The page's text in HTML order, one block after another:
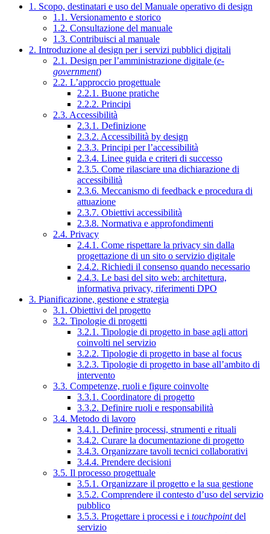
1. Scopo, destinatari e uso del Manuale operativo di design
1.1. Versionamento e storico
1.2. Consultazione del manuale
1.3. Contribuisci al manuale
2. Introduzione al design per i servizi pubblici digitali
2.1. Design per l’amministrazione digitale (e-
government)
2.2. L’approccio progettuale
2.2.1. Buone pratiche
2.2.2. Principi
2.3. Accessibilità
2.3.1. Definizione
2.3.2. Accessibilità by design
2.3.3. Principi per l’accessibilità
2.3.4. Linee guida e criteri di successo
2.3.5. Come rilasciare una dichiarazione di
accessibilità
2.3.6. Meccanismo di feedback e procedura di
attuazione
2.3.7. Obiettivi accessibilità
2.3.8. Normativa e approfondimenti
2.4. Privacy
2.4.1. Come rispettare la privacy sin dalla
progettazione di un sito o servizio digitale
2.4.2. Richiedi il consenso quando necessario
2.4.3. Le basi del sito web: architettura,
informativa privacy, riferimenti DPO
3. Pianificazione, gestione e strategia
3.1. Obiettivi del progetto
3.2. Tipologie di progetti
3.2.1. Tipologie di progetto in base agli attori
coinvolti nel servizio
3.2.2. Tipologie di progetto in base al focus
3.2.3. Tipologie di progetto in base all’ambito di
intervento
3.3. Competenze, ruoli e figure coinvolte
3.3.1. Coordinatore di progetto
3.3.2. Definire ruoli e responsabilità
3.4. Metodo di lavoro
3.4.1. Definire processi, strumenti e rituali
3.4.2. Curare la documentazione di progetto
3.4.3. Organizzare tavoli tecnici collaborativi
3.4.4. Prendere decisioni
3.5. Il processo progettuale
3.5.1. Organizzare il progetto e la sua gestione
3.5.2. Comprendere il contesto d’uso del servizio
pubblico
3.5.3. Progettare i processi e i touchpointdel
servizio